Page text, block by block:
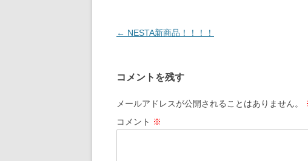
投
ビ
ゲ
ー
← NESTA新商品！！！！
コメントを残す
メールアドレスが公開されることはありません。
コメント ※